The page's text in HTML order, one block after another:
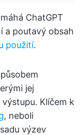
ChatGPT
a poutavý obsah
použití.
jej
Klíčem k
, neboli
výzev